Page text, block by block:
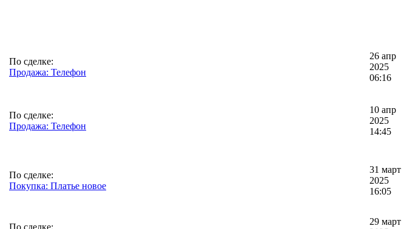
По сделке:
Продажа: Телефон
26 апр
2025
06:16
По сделке:
Продажа: Телефон
10 апр
2025
14:45
По сделке:
Покупка: Платье новое
31 март
2025
16:05
По сделке:
29 март